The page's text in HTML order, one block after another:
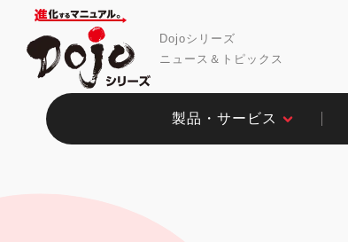
Dojoシリーズ
ニュース＆トピックス
製品・サービス​